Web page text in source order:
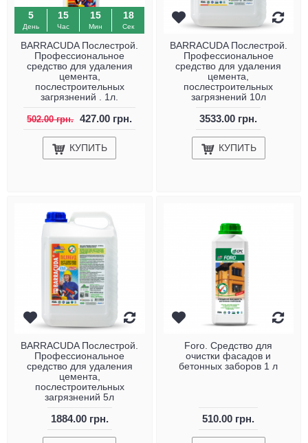
5
День
15
Час
15
Мин
17
Сек
BARRACUDA Послестрой.
Профессиональное
средство для удаления
цемента,
послестроительных
загрязнений . 1л.
502.00 грн. 427.00 грн.
КУПИТЬ
BARRACUDA Послестрой.
Профессиональное
средство для удаления
цемента,
послестроительных
загрязнений 10л
3533.00 грн.
КУПИТЬ
BARRACUDA Послестрой.
Профессиональное
средство для удаления
цемента,
послестроительных
загрязнений 5л
1884.00 грн.
Foro. Средство для
очистки фасадов и
бетонных заборов 1 л
510.00 грн.